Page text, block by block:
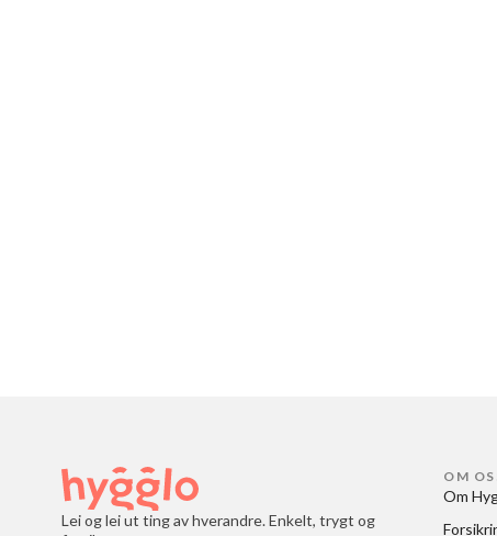
Lei og lei ut ting av hverandre. Enkelt, trygt og
OM
Om